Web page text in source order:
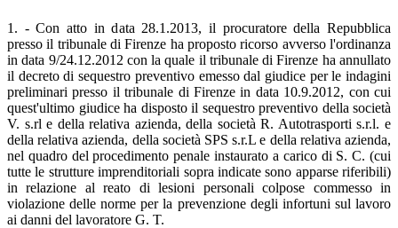
1. - Con atto in data 28.1.2013, il procuratore della Repubblica
presso il tribunale di Firenze ha proposto ricorso avverso l'ordinanza
in data 9/24.12.2012 con la quale il tribunale di Firenze ha annullato
il decreto di sequestro preventivo emesso dal giudice per le indagini
preliminari presso il tribunale di Firenze in data 10.9.2012, con cui
quest'ultimo giudice ha disposto il sequestro preventivo della società
V. s.rl e della relativa azienda, della società R. Autotrasporti s.r.l. e
della relativa azienda, della società SPS s.r.L e della relativa azienda,
nel quadro del procedimento penale instaurato a carico di S. C. (cui
tutte le strutture imprenditoriali sopra indicate sono apparse riferibili)
in relazione al reato di lesioni personali colpose commesso in
violazione delle norme per la prevenzione degli infortuni sul lavoro
ai danni del lavoratore G. T.